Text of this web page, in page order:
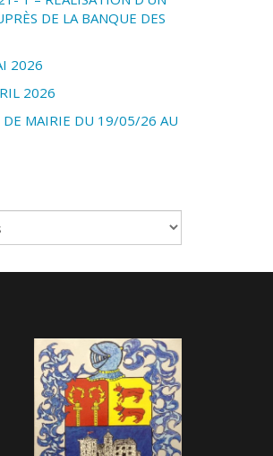
DE LA BANQUE DES
2026
2026
DE MAIRIE DU 19/05/26 AU